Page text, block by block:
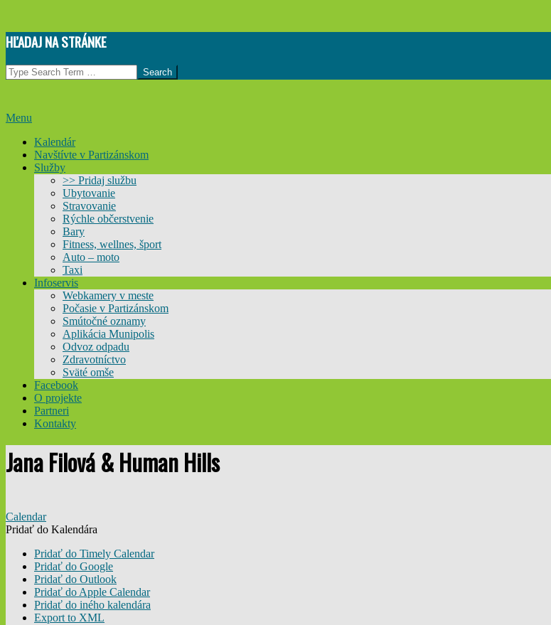
Skip
to
content
HĽADAJ NA STRÁNKE
Search
Primary
Menu
Menu
Kalendár
Navštívte v Partizánskom
Služby
>> Pridaj službu
Ubytovanie
Stravovanie
Rýchle občerstvenie
Bary
Fitness, wellnes, šport
Auto – moto
Taxi
Infoservis
Webkamery v meste
Počasie v Partizánskom
Smútočné oznamy
Aplikácia Munipolis
Odvoz odpadu
Zdravotníctvo
Sväté omše
Facebook
O projekte
Partneri
Kontakty
Jana Filová & Human Hills
Calendar
Pridať do Kalendára
Pridať do Timely Calendar
Pridať do Google
Pridať do Outlook
Pridať do Apple Calendar
Pridať do iného kalendára
Export to XML